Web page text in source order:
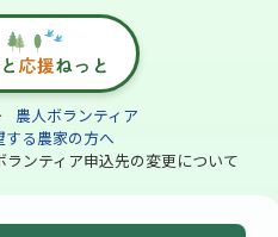
農人ボランティア
する農家の方へ
ンティア申込先の変更について